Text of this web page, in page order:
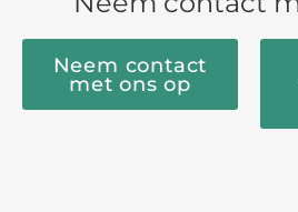
Neem contact
met ons op